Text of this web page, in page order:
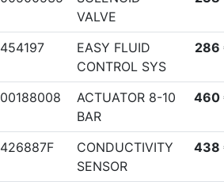
VALVE
454197
EASY FLUID
CONTROL SYS
286
00188008
ACTUATOR 8-10
BAR
460
426887F
CONDUCTIVITY
SENSOR
438